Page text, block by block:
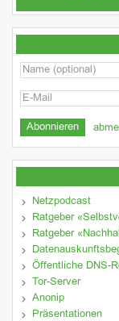
Netzpodcast
Ratgeber
Ratgeber
Öffentliche DNS-
Tor-Server
Anonip
Präsentationen